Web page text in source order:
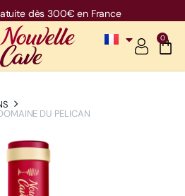
dès 300€ en France
0
DU PELICAN